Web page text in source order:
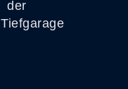
der
Tiefgarage